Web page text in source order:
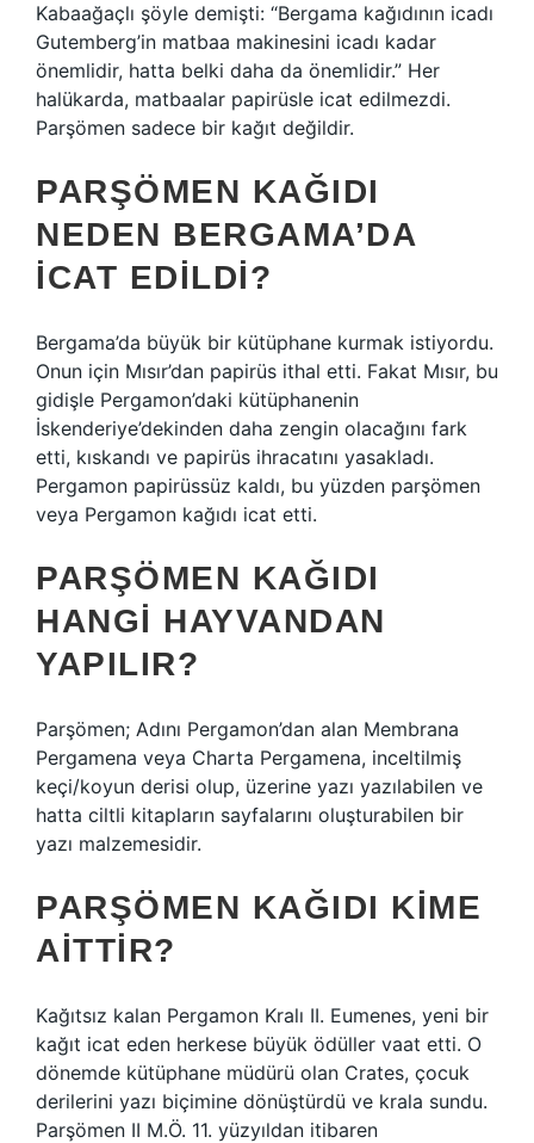
Kabaağaçlı şöyle demişti: “Bergama kağıdının icadı
Gutemberg’in matbaa makinesini icadı kadar
önemlidir, hatta belki daha da önemlidir.” Her
halükarda, matbaalar papirüsle icat edilmezdi.
Parşömen sadece bir kağıt değildir.
PARŞÖMEN KAĞIDI
NEDEN BERGAMA’DA
ICAT EDILDI?
Bergama’da büyük bir kütüphane kurmak istiyordu.
Onun için Mısır’dan papirüs ithal etti. Fakat Mısır, bu
gidişle Pergamon’daki kütüphanenin
İskenderiye’dekinden daha zengin olacağını fark
etti, kıskandı ve papirüs ihracatını yasakladı.
Pergamon papirüssüz kaldı, bu yüzden parşömen
veya Pergamon kağıdı icat etti.
PARŞÖMEN KAĞIDI
HANGI HAYVANDAN
YAPILIR?
Parşömen; Adını Pergamon’dan alan Membrana
Pergamena veya Charta Pergamena, inceltilmiş
keçi/koyun derisi olup, üzerine yazı yazılabilen ve
hatta ciltli kitapların sayfalarını oluşturabilen bir
yazı malzemesidir.
PARŞÖMEN KAĞIDI KIME
AITTIR?
Kağıtsız kalan Pergamon Kralı II. Eumenes, yeni bir
kağıt icat eden herkese büyük ödüller vaat etti. O
dönemde kütüphane müdürü olan Crates, çocuk
derilerini yazı biçimine dönüştürdü ve krala sundu.
Parşömen II M.Ö. 11. yüzyıldan itibaren